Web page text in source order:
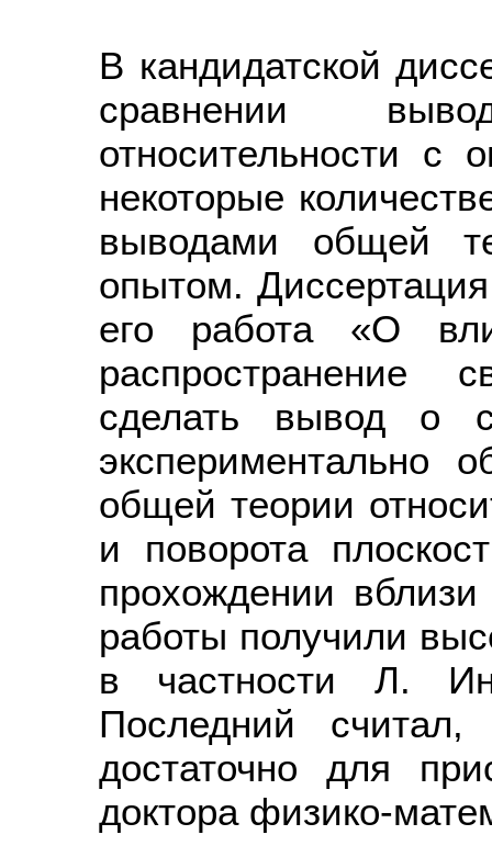
В кандидатской
сравнении
относительности с
некоторые
выводами общей
опытом.
его работа «О
распространение
сделать вывод о
экспериментально
общей теории
и поворота
прохождении
работы получили
в частности Л.
Последний
достаточно для
доктора физико-